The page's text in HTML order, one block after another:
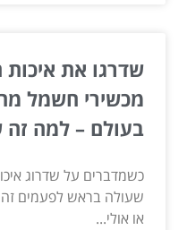
שדרגו את
מכשירי חשמל
בעולם – למה זה
כשמדברים על שדרוג
שעולה בראש לפעמים זה
או אולי...